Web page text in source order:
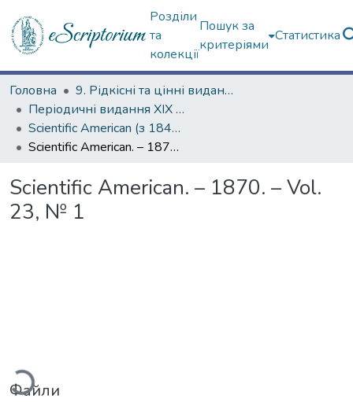
Розділи
та
колекції
Пошук за
критеріями
Статистика
Головна
9. Рідкісні та цінні видання
Періодичні видання ХІХ ст.
Scientific American (з 1845 р.)
Scientific American. – 1870. – Vol. 23, № 1
Scientific American. – 1870. – Vol.
23, № 1
Файли